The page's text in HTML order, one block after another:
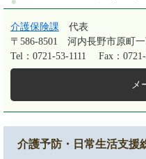
介護保険課
代表
〒586-8501
河内長野市原町
Tel：0721-53-1111
Fax：
メ
介護予防・日常生活支援